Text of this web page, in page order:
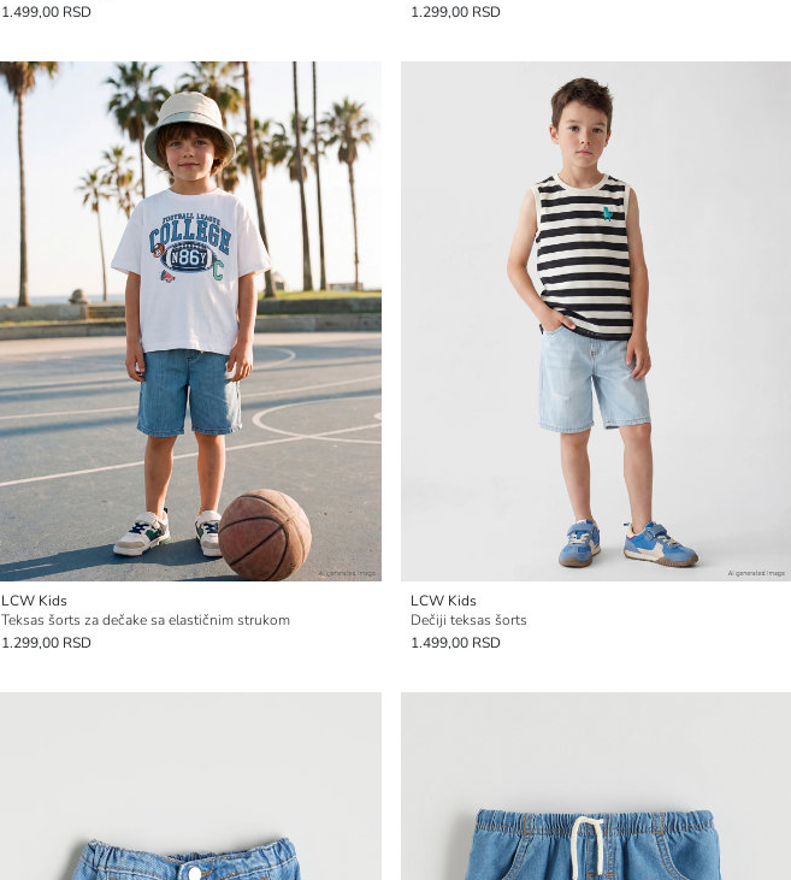
1.499,00 RSD
1.299,00 RSD
LCW Kids
Teksas šorts za dečake sa elastičnim strukom
1.299,00 RSD
LCW Kids
Dečiji teksas šorts
1.499,00 RSD